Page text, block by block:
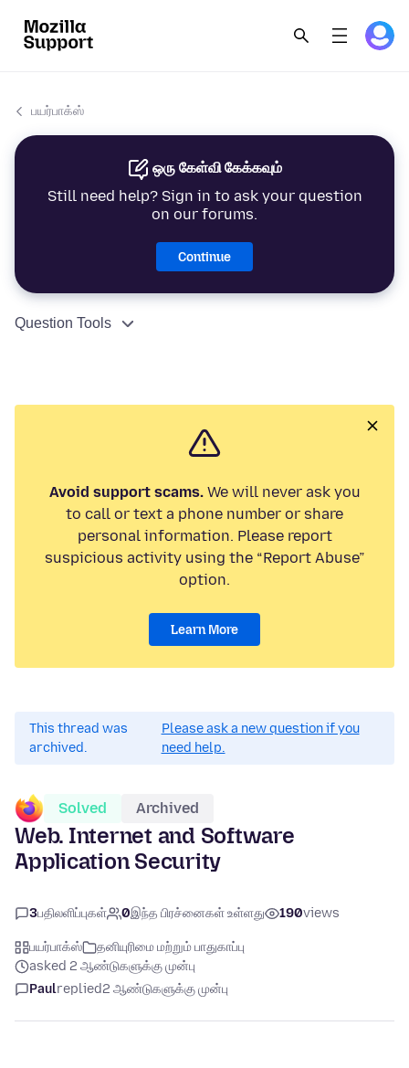
பயர்பாக்ஸ்
ஒரு கேள்வி கேக்கவும்
Still need help? Sign in to ask your question
on our forums.
Continue
Question Tools
Avoid support scams.We will never ask you
to call or text a phone number or share
personal information. Please report
suspicious activity using the “Report Abuse”
option.
Learn More
This thread was
archived.
Please ask a new question if you
need help.
Solved Archived
Web. Internet and Software
Application Security
3பதிலளிப்புகள் 0இந்த பிரச்னைகள் உள்ளது 190views
பயர்பாக்ஸ்
தனியுரிமை மற்றும் பாதுகாப்பு
asked 2 ஆண்டுகளுக்கு முன்பு
Paulreplied2 ஆண்டுகளுக்கு முன்பு